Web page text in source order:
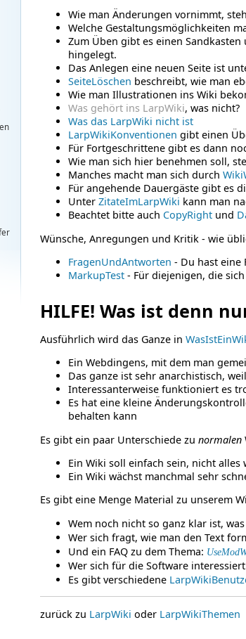
Wie man Änderungen vornimmt,
Welche Gestaltungsmöglichkeiten
Zum Üben gibt es einen Sandkasten
hingelegt.
Das Anlegen eine neuen Seite ist
SeiteLöschen beschreibt, wie man
Wie man Illustrationen ins Wiki
Was gehört ins LarpWiki, was nicht?
Was das LarpWiki nicht ist
LarpWikiKonventionen gibt einen
Für Fortgeschrittene gibt es dann
Wie man sich hier benehmen soll,
Manches macht man sich durch
Für angehende Dauergäste gibt es
Unter ZitateImLarpWiki kann man
Beachtet bitte auch CopyRightund
Wünsche, Anregungen und Kritik - wie
FragenUndAntworten - Du hast eine
MarkupTest- Für diejenigen, die
HILFE! Was ist denn
Ausführlich wird das Ganze in
Ein Webdingens, mit dem man
Das ganze ist sehr anarchistisch,
Interessanterweise funktioniert es
Es hat eine kleine
behalten kann
Es gibt ein paar Unterschiede zu normalen
Ein Wiki soll einfach sein, nicht
Ein Wiki wächst manchmal sehr
Es gibt eine Menge Material zu unserem
Wem noch nicht so ganz klar ist,
Wer sich fragt, wie man den Text
Und ein FAQ zu dem Thema:
Wer sich für die Software
Es gibt verschiedene
zurück zu LarpWiki oder LarpWikiThemen